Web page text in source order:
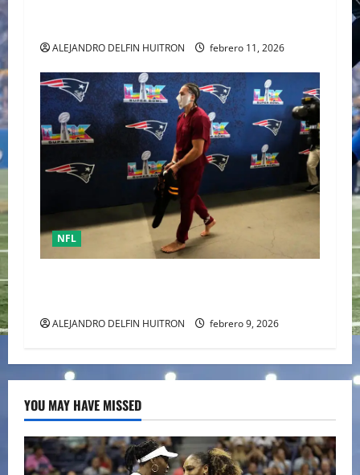
ALEJANDRO DELFIN HUITRON febrero 11, 2026
NFL
ALEJANDRO DELFIN HUITRON febrero 9, 2026
YOU MAY HAVE MISSED